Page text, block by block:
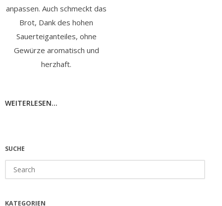
anpassen. Auch schmeckt das
Brot, Dank des hohen
Sauerteiganteiles, ohne
Gewürze aromatisch und
herzhaft.
WEITERLESEN...
SUCHE
for:
KATEGORIEN